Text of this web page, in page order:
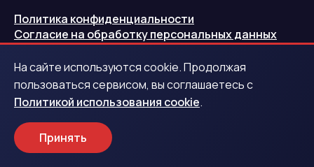
Политика конфиденциальности
Согласие на обработку персональных данных
Политика использования cookie
Запись в реестре операторов персональных данных
РКН
Центральный банк Российской Федерации
На сайте используются cookie. Продолжая
пользоваться сервисом, вы соглашаетесь с
Политикой использования cookie.
Принять